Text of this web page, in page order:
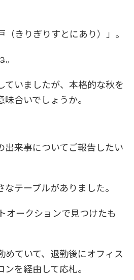
きりぎりすとにあり）」。
ていましたが、本格的な秋を
合いでしょうか。
出来事についてご報告したい
テーブルがありました。
オークションで見つけたも
めていて、退勤後にオフィス
を経由して応札。